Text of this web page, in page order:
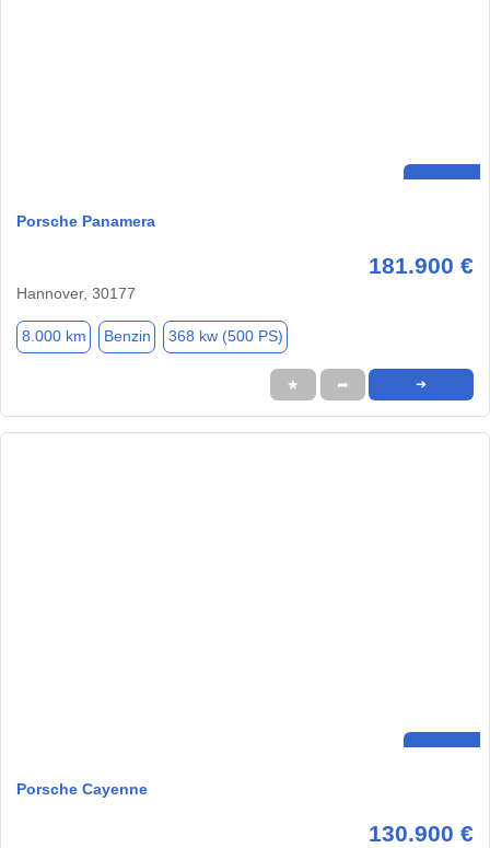
Porsche Panamera
181.900 €
Hannover, 30177
8.000 km Benzin 368 kw (500 PS)
★ ➦ ➜
Porsche Cayenne
130.900 €